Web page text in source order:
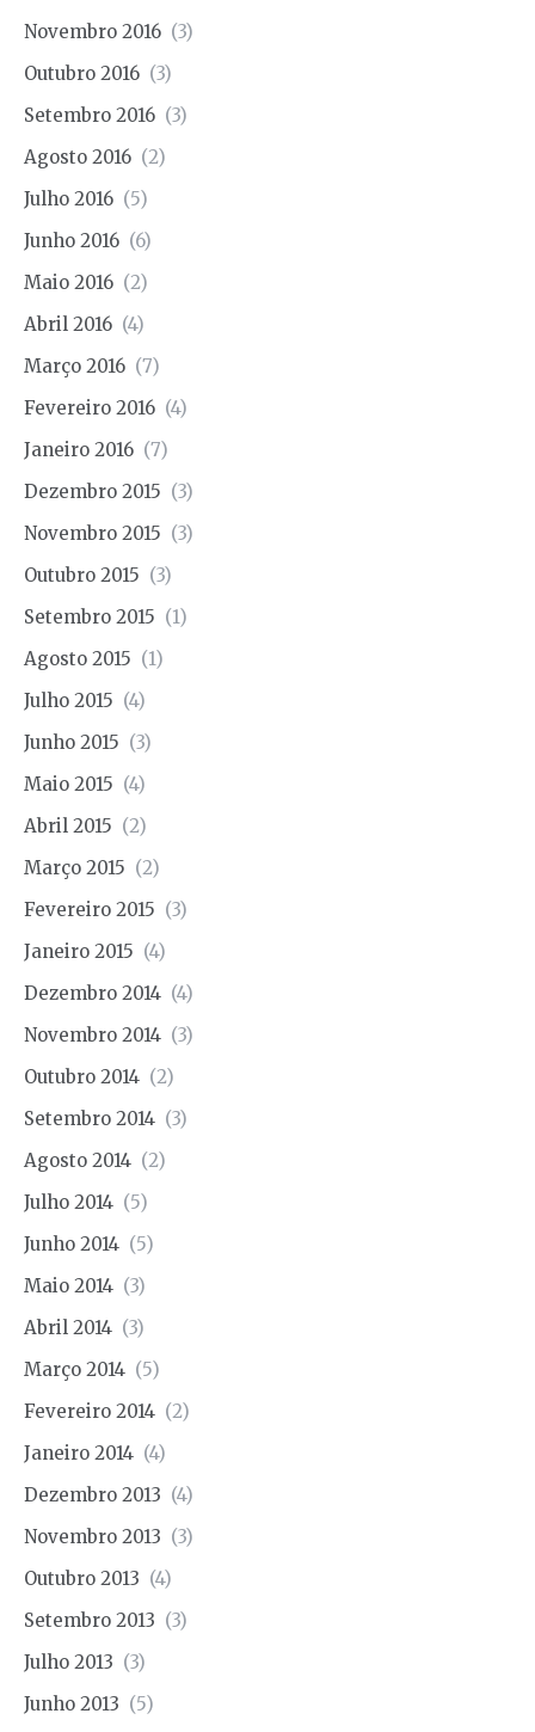
Novembro 2016 (3)
Outubro 2016 (3)
Setembro 2016 (3)
Agosto 2016 (2)
Julho 2016 (5)
Junho 2016 (6)
Maio 2016 (2)
Abril 2016 (4)
Março 2016 (7)
Fevereiro 2016 (4)
Janeiro 2016 (7)
Dezembro 2015 (3)
Novembro 2015 (3)
Outubro 2015 (3)
Setembro 2015 (1)
Agosto 2015 (1)
Julho 2015 (4)
Junho 2015 (3)
Maio 2015 (4)
Abril 2015 (2)
Março 2015 (2)
Fevereiro 2015 (3)
Janeiro 2015 (4)
Dezembro 2014 (4)
Novembro 2014 (3)
Outubro 2014 (2)
Setembro 2014 (3)
Agosto 2014 (2)
Julho 2014 (5)
Junho 2014 (5)
Maio 2014 (3)
Abril 2014 (3)
Março 2014 (5)
Fevereiro 2014 (2)
Janeiro 2014 (4)
Dezembro 2013 (4)
Novembro 2013 (3)
Outubro 2013 (4)
Setembro 2013 (3)
Julho 2013 (3)
Junho 2013 (5)